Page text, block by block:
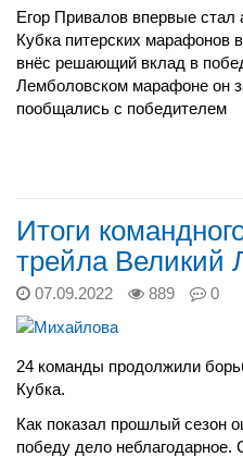
Егор Привалов впервые
Кубка питерских марафонов
внёс решающий вклад в
Лемболовском марафоне он
пообщались с победителем
Итоги
трейла Великий
07.09.2022 889 0
24 команды продолжили
Кубка.
Как показал прошлый сезон
победу дело неблагодарное.